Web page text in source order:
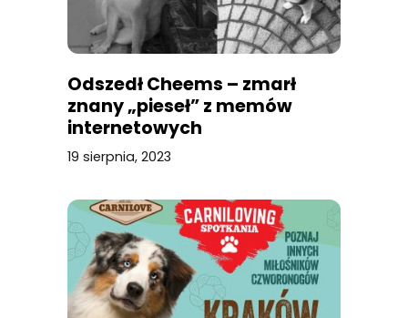
Odszedł Cheems – zmarł
znany „pieseł” z memów
internetowych
19 sierpnia, 2023